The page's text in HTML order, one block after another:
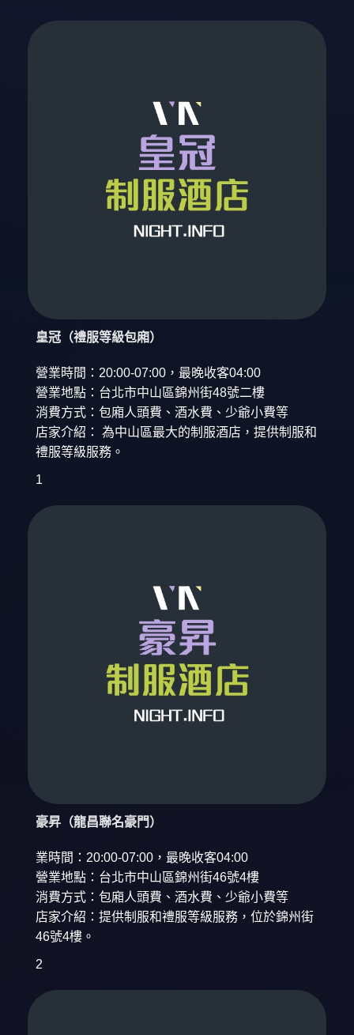
皇冠（禮服等級包廂）
營業時間：20:00-07:00，最晚收客04:00
營業地點：台北市中山區錦州街48號二樓
消費方式：包廂人頭費、酒水費、少爺小費等
店家介紹： 為中山區最大的制服酒店，提供制服和
禮服等級服務。
1
豪昇（龍昌聯名豪門）
業時間：20:00-07:00，最晚收客04:00
營業地點：台北市中山區錦州街46號4樓
消費方式：包廂人頭費、酒水費、少爺小費等
店家介紹：提供制服和禮服等級服務，位於錦州街
46號4樓。
2